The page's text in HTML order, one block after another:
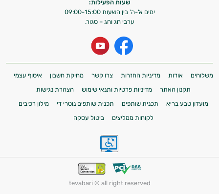
שעות הפעילות:
ימים א'-ה' בין השעות 09:00-15:00
ערבי חג וחג – סגור.
משלוחים אודות מדיניות החזרות צרו קשר מחיקת חשבון
איסוף עצמי
תקנון האתר
מדיניות פרטיות ותנאי שימוש
הצהרת נגישות
מועדון טבע בריא
תכנית שותפים תכנית שותפים נוטרי די
מילון רכיבים
לקוחות ממליצים
ביטול עסקה
tevabari © all right reserved